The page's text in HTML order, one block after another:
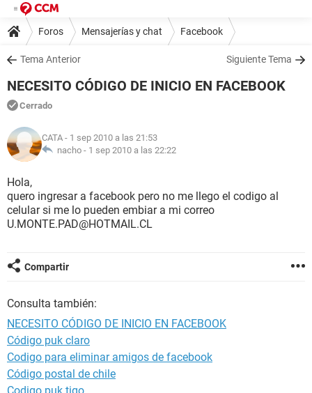
Foros Mensajerías y chat Facebook
Tema Anterior Siguiente Tema
NECESITO CÓDIGO DE INICIO EN FACEBOOK
Cerrado
CATA - 1 sep 2010 a las 21:53
nacho - 1 sep 2010 a las 22:22
Hola,
quero ingresar a facebook pero no me llego el codigo al
celular si me lo pueden embiar a mi correo
U.MONTE.PAD@HOTMAIL.CL
Compartir
Consulta también:
NECESITO CÓDIGO DE INICIO EN FACEBOOK
Código puk claro
Codigo para eliminar amigos de facebook
Código postal de chile